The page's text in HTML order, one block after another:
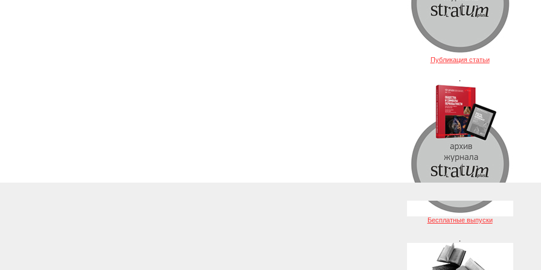
Публикация статьи
.
Бесплатные выпуски
.